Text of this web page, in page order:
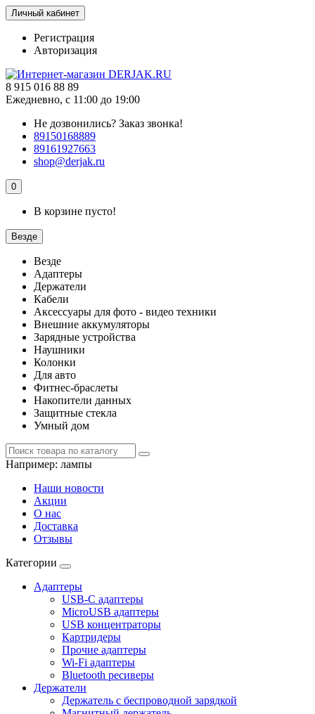
Личный кабинет
Регистрация
Авторизация
8 915 016 88 89
Ежедневно, с 11:00 до 19:00
Не дозвонились? Заказ звонка!
89150168889
89161927663
shop@derjak.ru
0
В корзине пусто!
Везде
Везде
Адаптеры
Держатели
Кабели
Аксессуары для фото - видео техники
Внешние аккумуляторы
Зарядные устройства
Наушники
Колонки
Для авто
Фитнес-браслеты
Накопители данных
Защитные стекла
Умный дом
Например: лампы
Наши новости
Акции
О нас
Доставка
Отзывы
Категории
Адаптеры
USB-C адаптеры
MicroUSB адаптеры
USB концентраторы
Картридеры
Прочие адаптеры
Wi-Fi адаптеры
Bluetooth ресиверы
Держатели
Держатель с беспроводной зарядкой